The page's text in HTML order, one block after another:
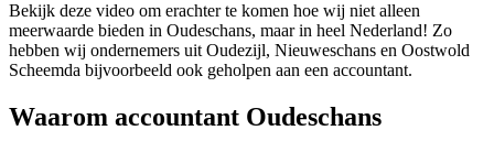
Bekijk deze video om erachter te komen hoe wij niet alleen
meerwaarde bieden in Oudeschans, maar in heel Nederland! Zo
hebben wij ondernemers uit Oudezijl, Nieuweschans en Oostwold
Scheemda bijvoorbeeld ook geholpen aan een accountant.
Waarom accountant Oudeschans